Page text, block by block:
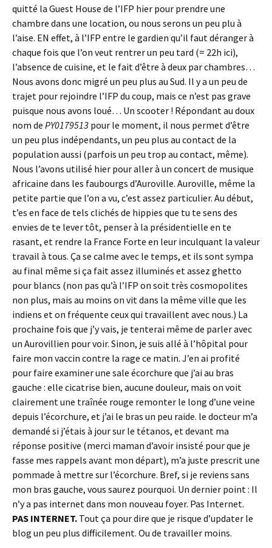
quitté la Guest House de l’IFP hier pour prendre une
chambre dans une location, ou nous serons un peu plu à
l’aise. EN effet, à l’IFP entre le gardien qu’il faut déranger à
chaque fois que l’on veut rentrer un peu tard (= 22h ici),
l’absence de cuisine, et le fait d’être à deux par chambres…
Nous avons donc migré un peu plus au Sud. Il y a un peu de
trajet pour rejoindre l’IFP du coup, mais ce n’est pas grave
puisque nous avons loué… Un scooter ! Répondant au doux
nom de PY0179513 pour le moment, il nous permet d’être
un peu plus indépendants, un peu plus au contact de la
population aussi (parfois un peu trop au contact, même).
Nous l’avons utilisé hier pour aller à un concert de musique
africaine dans les faubourgs d’Auroville. Auroville, même la
petite partie que l’on a vu, c’est assez particulier. Au début,
t’es en face de tels clichés de hippies que tu te sens des
envies de te lever tôt, penser à la présidentielle en te
rasant, et rendre la France Forte en leur inculquant la valeur
travail à tous. Ça se calme avec le temps, et ils sont sympa
au final même si ça fait assez illuminés et assez ghetto
pour blancs (non pas qu’à l’IFP on soit très cosmopolites
non plus, mais au moins on vit dans la même ville que les
indiens et on fréquente ceux qui travaillent avec nous.) La
prochaine fois que j’y vais, je tenterai même de parler avec
un Aurovillien pour voir. Sinon, je suis allé à l’hôpital pour
faire mon vaccin contre la rage ce matin. J’en ai profité
pour faire examiner une sale écorchure que j’ai au bras
gauche : elle cicatrise bien, aucune douleur, mais on voit
clairement une traînée rouge remonter le long d’une veine
depuis l’écorchure, et j’ai le bras un peu raide. le docteur m’a
demandé si j’étais à jour sur le tétanos, et devant ma
réponse positive (merci maman d’avoir insisté pour que je
fasse mes rappels avant mon départ), m’a juste prescrit une
pommade à mettre sur l’écorchure. Bref, si je reviens sans
mon bras gauche, vous saurez pourquoi. Un dernier point : Il
n’y a pas internet dans mon nouveau foyer. Pas Internet.
PAS INTERNET. Tout ça pour dire que je risque d’updater le
blog un peu plus difficilement. Ou de travailler moins.